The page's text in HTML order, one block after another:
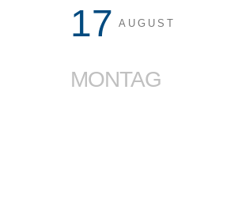
17 AUGUST
MONTAG